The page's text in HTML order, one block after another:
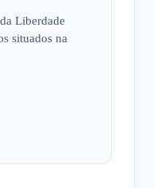
Liberdade
situados na